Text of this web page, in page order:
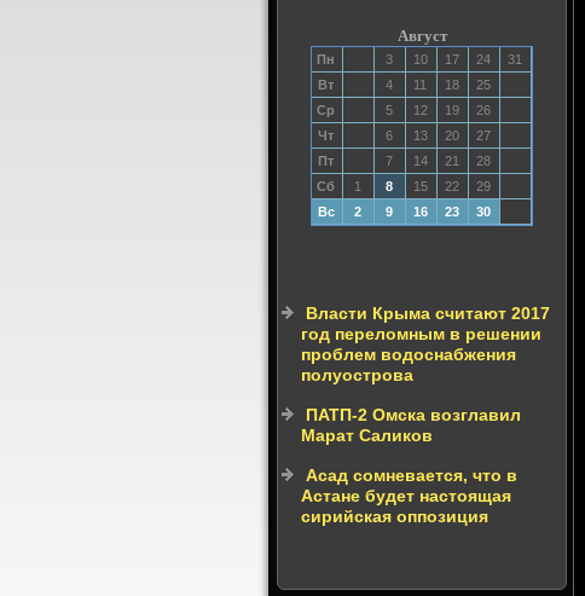
Август
Пн 3 10 17 24
31
Вт
4 11 18
25
Ср
5 12 19
26
Чт
6 13 20
27
Пт
7 14 21
28
Сб
1 8 15 22
29
Вс
2 9 16 23 30
Власти Крыма считают 2017
год переломным в решении
проблем водоснабжения
полуострова
ПАТП-2 Омска возглавил
Марат Саликов
Асад сомневается, что в
Астане будет настоящая
сирийская оппозиция